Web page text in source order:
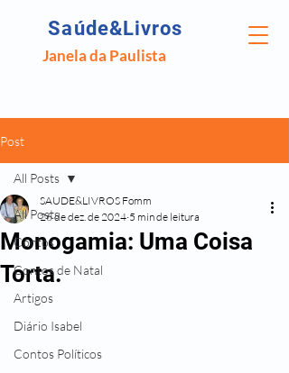
Saúde&Livros
Janela da Paulista
Post
All Posts
Contos
Contos de Natal
Artigos
Diário Isabel
Contos Políticos
All Posts
Monogamia: Uma Coisa
Torta.
SAUDE&LIVROS Fomm
26 de dez. de 2024 5 min de leitura